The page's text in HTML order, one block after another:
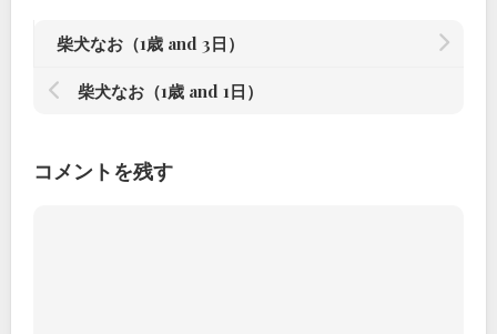
柴犬なお（1歳 and 3日）
柴犬なお（1歳 and 1日）
コメントを残す